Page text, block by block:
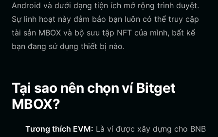
Android và dưới dạng tiện ích mở rộng trình duyệt.
Sự linh hoạt này đảm bảo bạn luôn có thể truy cập
tài sản MBOX và bộ sưu tập NFT của mình, bất kể
bạn đang sử dụng thiết bị nào.
Tại sao nên chọn ví Bitget
MBOX?
Tương thích EVM: Là ví được xây dựng cho BNB